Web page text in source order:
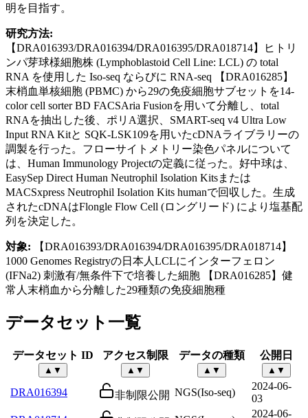
明を目指す。
研究方法:
【DRA016393/DRA016394/DRA016395/DRA018714】ヒトリ
ンパ芽球様細胞株 (Lymphoblastoid Cell Line: LCL) の total
RNA を使用した Iso-seq ならびに RNA-seq 【DRA016285】
末梢血単核細胞 (PBMC) から29の免疫細胞サブセットを14-
color cell sorter BD FACSAria Fusionを用いて分離し、total
RNAを抽出した後、ポリA選択、SMART-seq v4 Ultra Low
Input RNA Kitと SQK-LSK109を用いたcDNAライブラリーの
調製を行った。フローサイトメトリー染色パネルについて
は、Human Immunology Projectの定義に従った。好中球は、
EasySep Direct Human Neutrophil Isolation Kitsまたは
MACSxpress Neutrophil Isolation Kits humanで回収した。生成
されたcDNAはFlongle Flow Cell (ロングリード) により塩基配
列を決定した。
対象: 【DRA016393/DRA016394/DRA016395/DRA018714】
1000 Genomes Registryの日本人LCLにインターフェロン
(IFNa2) 刺激有/無条件下で培養した細胞 【DRA016285】健
常人末梢血から分離した29種類の免疫細胞種
データセット一覧
データセット ID
▲ ▼
アクセス制限
▲ ▼
データの種類
▲ ▼
公開日
▲ ▼
DRA016394 非制限公開 NGS(Iso-seq)
2024-06-
03
2024-06-